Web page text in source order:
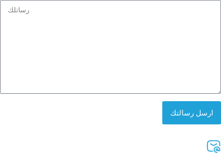
+966
ارسل رسالتك